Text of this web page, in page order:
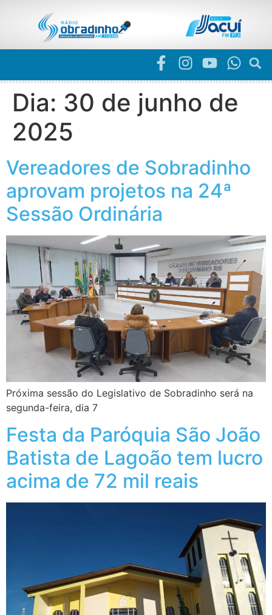
Dia: 30 de junho de
2025
Vereadores de Sobradinho
aprovam projetos na 24ª
Sessão Ordinária
Próxima sessão do Legislativo de Sobradinho será na
segunda-feira, dia 7
Festa da Paróquia São João
Batista de Lagoão tem lucro
acima de 72 mil reais